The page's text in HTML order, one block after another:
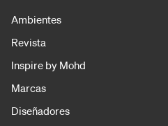
Ambientes
Revista
Inspire by Mohd
Marcas
Diseñadores